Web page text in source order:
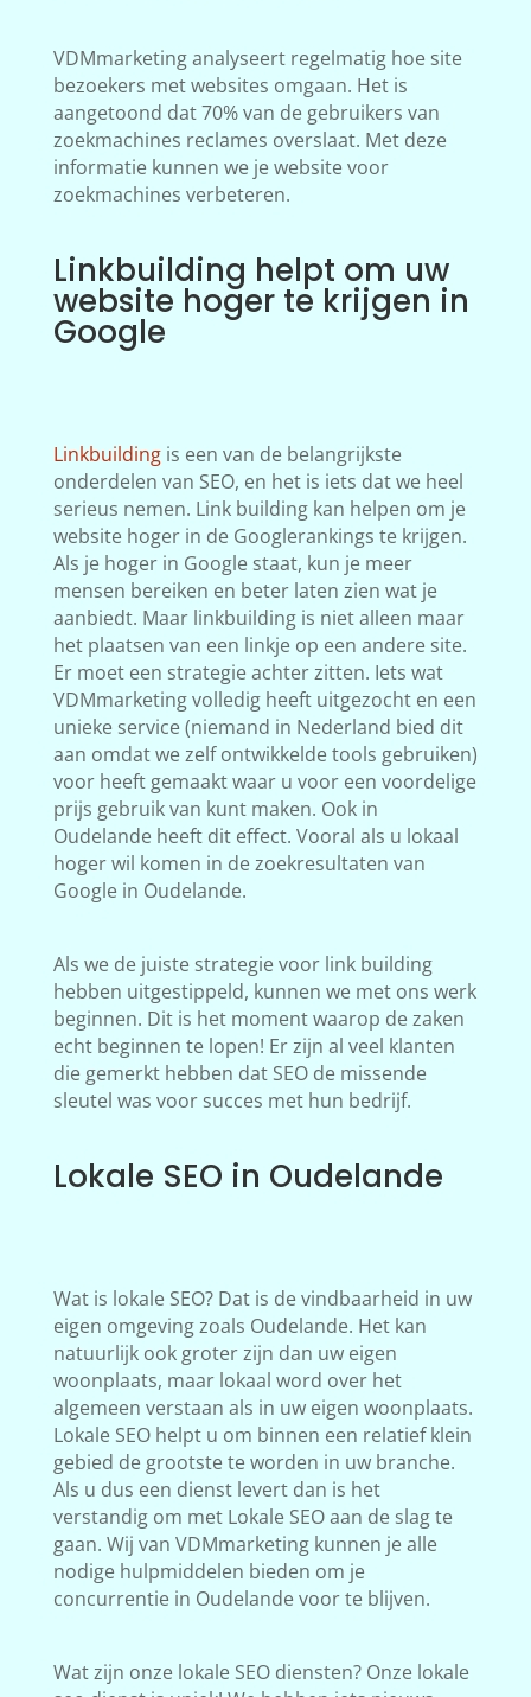
VDMmarketing analyseert regelmatig hoe site
bezoekers met websites omgaan. Het is
aangetoond dat 70% van de gebruikers van
zoekmachines reclames overslaat. Met deze
informatie kunnen we je website voor
zoekmachines verbeteren.
Linkbuilding helpt om uw
website hoger te krijgen in
Google
Linkbuildingis een van de belangrijkste
onderdelen van SEO, en het is iets dat we heel
serieus nemen. Link building kan helpen om je
website hoger in de Googlerankings te krijgen.
Als je hoger in Google staat, kun je meer
mensen bereiken en beter laten zien wat je
aanbiedt. Maar linkbuilding is niet alleen maar
het plaatsen van een linkje op een andere site.
Er moet een strategie achter zitten. Iets wat
VDMmarketing volledig heeft uitgezocht en een
unieke service (niemand in Nederland bied dit
aan omdat we zelf ontwikkelde tools gebruiken)
voor heeft gemaakt waar u voor een voordelige
prijs gebruik van kunt maken. Ook in
Oudelande heeft dit effect. Vooral als u lokaal
hoger wil komen in de zoekresultaten van
Google in Oudelande.
Als we de juiste strategie voor link building
hebben uitgestippeld, kunnen we met ons werk
beginnen. Dit is het moment waarop de zaken
echt beginnen te lopen! Er zijn al veel klanten
die gemerkt hebben dat SEO de missende
sleutel was voor succes met hun bedrijf.
Lokale SEO in Oudelande
Wat is lokale SEO? Dat is de vindbaarheid in uw
eigen omgeving zoals Oudelande. Het kan
natuurlijk ook groter zijn dan uw eigen
woonplaats, maar lokaal word over het
algemeen verstaan als in uw eigen woonplaats.
Lokale SEO helpt u om binnen een relatief klein
gebied de grootste te worden in uw branche.
Als u dus een dienst levert dan is het
verstandig om met Lokale SEO aan de slag te
gaan. Wij van VDMmarketing kunnen je alle
nodige hulpmiddelen bieden om je
concurrentie in Oudelande voor te blijven.
Wat zijn onze lokale SEO diensten? Onze lokale